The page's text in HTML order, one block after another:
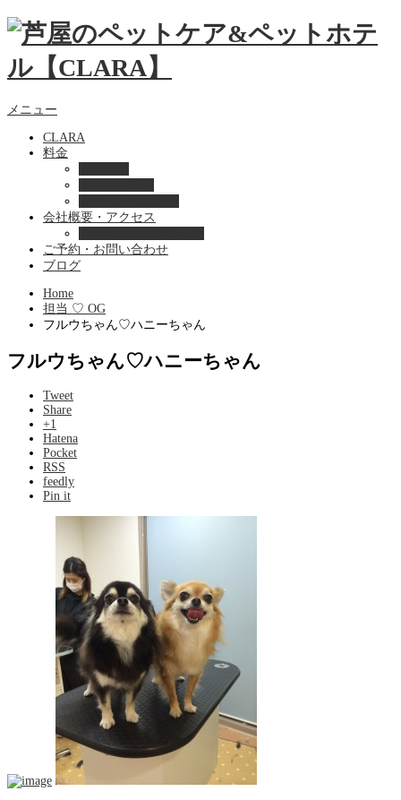
メニュー
CLARA
料金
会社概要・アクセス
ご予約・お問い合わせ
ブログ
Home
担当 ♡ OG
フルウちゃん♡ハニーちゃん
フルウちゃん♡ハニーちゃん
Tweet
Share
+1
Hatena
Pocket
RSS
feedly
Pin it